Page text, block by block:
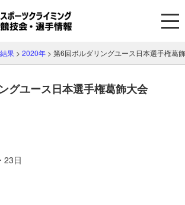
果 > 2020年 > 第6回ボルダリングユース日本選手権葛
グユース日本選手権葛飾大会
23日